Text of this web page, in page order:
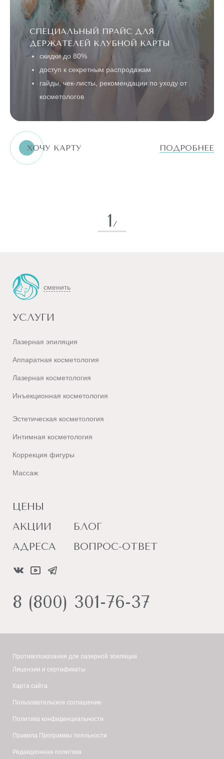
СПЕЦИАЛЬНЫЙ ПРАЙС ДЛЯ
ДЕРЖАТЕЛЕЙ КЛУБНОЙ КАРТЫ
скидки до 80%
доступ к секретным распродажам
гайды, чек-листы, рекомендации по уходу от
косметологов
ХОЧУ КАРТУ ПОДРОБНЕЕ
1 /
сменить
УСЛУГИ
Лазерная эпиляция
Аппаратная косметология
Лазерная косметология
Инъекционная косметология
Эстетическая косметология
Интимная косметология
Коррекция фигуры
Массаж
ЦЕНЫ
АКЦИИ
АДРЕСА
БЛОГ
ВОПРОС-ОТВЕТ
8 (800) 301-76-37
Противопоказания для лазерной эпиляции
Лицензии и сертификаты
Карта сайта
Пользовательское соглашение
Политика конфиденциальности
Правила Программы лояльности
Редакционная политика